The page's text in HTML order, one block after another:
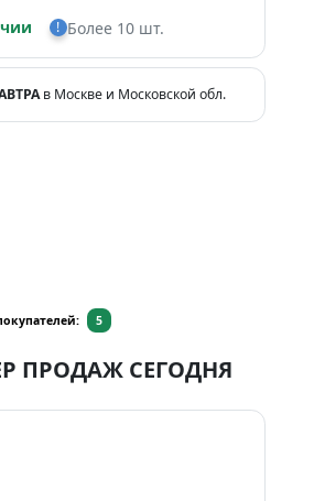
! Более 10 шт.
в Москве и Московской обл.
5
ПРОДАЖ СЕГОДНЯ